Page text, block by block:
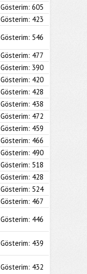
Gösterim: 605
Gösterim: 423
Gösterim: 546
Gösterim: 477
Gösterim: 390
Gösterim: 420
Gösterim: 428
Gösterim: 438
Gösterim: 472
Gösterim: 459
Gösterim: 466
Gösterim: 490
Gösterim: 518
Gösterim: 428
Gösterim: 524
Gösterim: 467
Gösterim: 446
Gösterim: 439
Gösterim: 432